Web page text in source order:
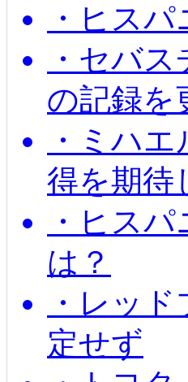
・ヒス
・セバ
の記録を
・ミハ
得を期待
・ヒス
は？
・レッ
定せず